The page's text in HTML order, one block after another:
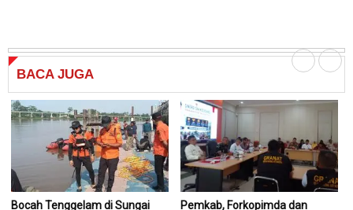
BACA JUGA
Bocah Tenggelam di Sungai
Pemkab, Forkopimda dan